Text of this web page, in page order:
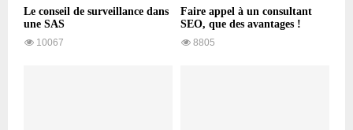
Le conseil de surveillance dans
une SAS
10067
Faire appel à un consultant
SEO, que des avantages !
8805